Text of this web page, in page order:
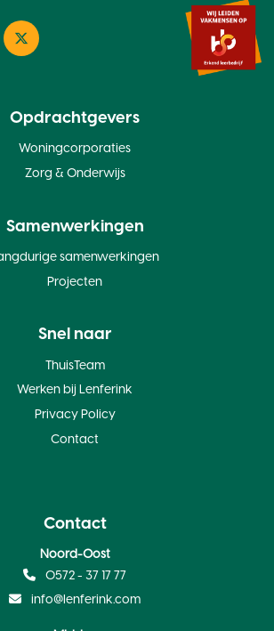
Twitter
Opdrachtgevers
Woningcorporaties
Zorg & Onderwijs
Samenwerkingen
samenwerkingen
Projecten
Snel naar
ThuisTeam
Werken bij Lenferink
Privacy Policy
Contact
Contact
Noord-Oost
0572 - 37 17 77
info@lenferink.com